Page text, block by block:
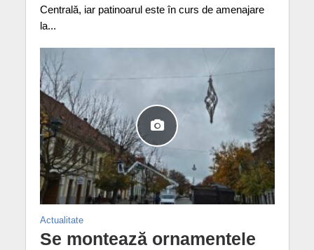
Centrală, iar patinoarul este în curs de amenajare
la...
Actualitate
Se montează ornamentele